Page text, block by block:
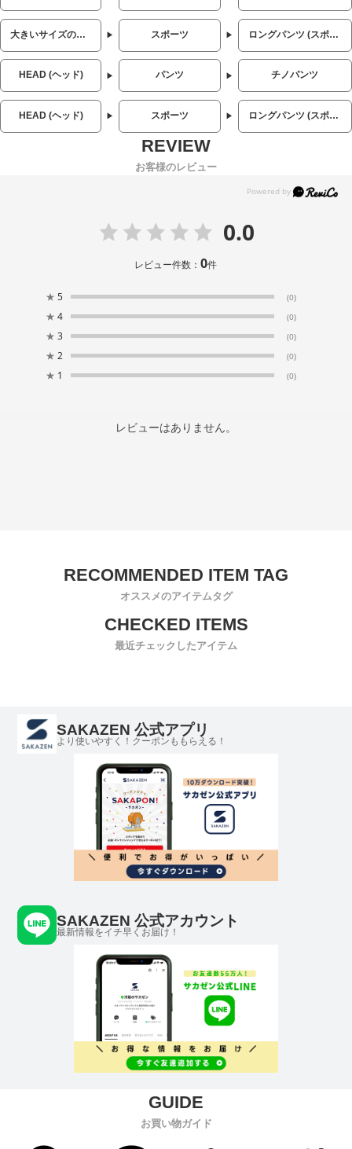
大きいサイズのメンズ服 スポーツ ロングパンツ (スポーツ)
HEAD (ヘッド) パンツ チノパンツ
HEAD (ヘッド) スポーツ ロングパンツ (スポーツ)
お客様のレビュー
0.0
レビュー件数：0件
★ 5 (0)
★ 4 (0)
★ 3 (0)
★ 2 (0)
★ 1 (0)
レビューはありません。
オススメのアイテムタグ
最近チェックしたアイテム
SAKAZEN 公式アプリ
より使いやすく！クーポンももらえる！
SAKAZEN 公式アカウント
最新情報をイチ早くお届け！
お買い物ガイド